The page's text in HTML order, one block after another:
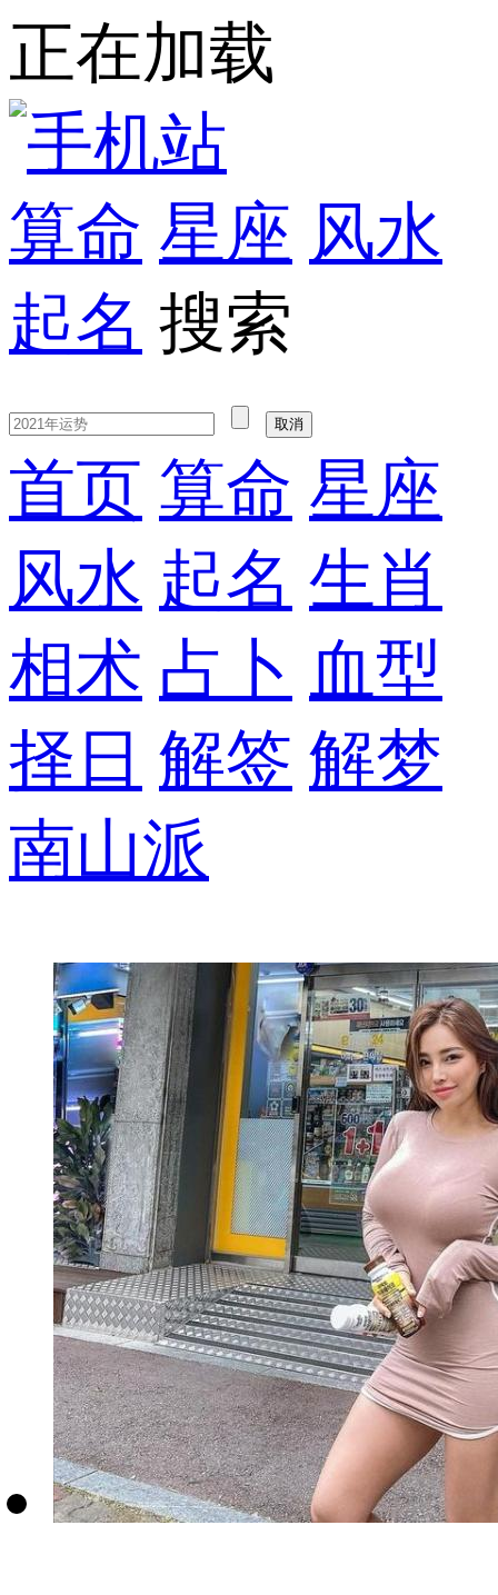
正在加载
算命 星座 风水
起名 搜索
首页 算命 星座
风水 起名 生肖
相术 占卜 血型
择日 解签 解梦
南山派